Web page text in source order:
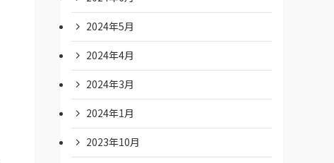
2024年5月
2024年4月
2024年3月
2024年1月
2023年10月